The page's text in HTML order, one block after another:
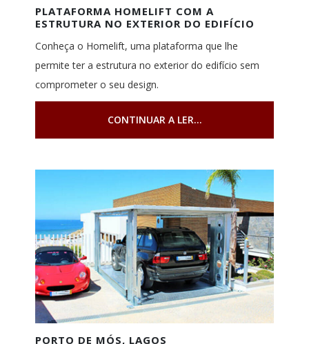
PLATAFORMA HOMELIFT COM A
ESTRUTURA NO EXTERIOR DO EDIFÍCIO
Conheça o Homelift, uma plataforma que lhe
permite ter a estrutura no exterior do edifício sem
comprometer o seu design.
CONTINUAR A LER...
PORTO DE MÓS, LAGOS